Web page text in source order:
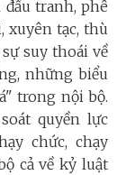
tranh, phê
xuyên tạc, thù
suy thoái về
những biểu
trong nội bộ.
quyền lực
chức, chạy
cả về kỷ luật